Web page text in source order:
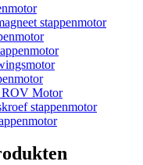
stappenmotor
ROV Motor
stappenmotor